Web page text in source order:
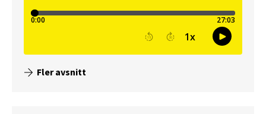
Fler avsnitt